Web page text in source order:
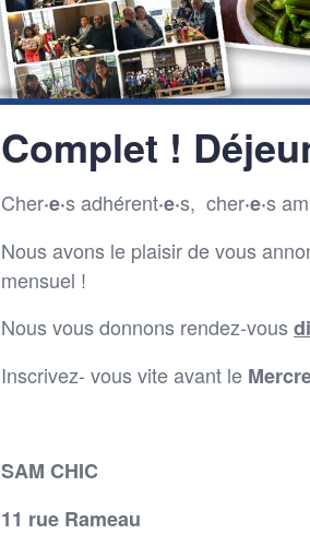
Complet !
Cher·e·s adhérent·e·s, cher·e·s
Nous avons le plaisir de vous
mensuel !
Nous vous donnons rendez-vous
Inscrivez- vous vite avant le
SAM CHIC
11 rue Rameau